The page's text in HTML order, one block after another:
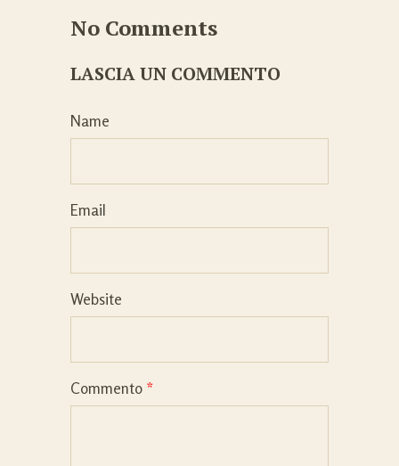
No Comments
LASCIA UN COMMENTO
Name
Email
Website
Commento *